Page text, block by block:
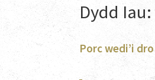
Dydd
Porc wedi’i